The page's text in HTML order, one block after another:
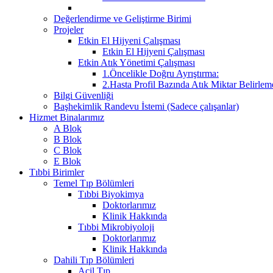
Değerlendirme ve Geliştirme Birimi
Projeler
Etkin El Hijyeni Çalışması
Etkin El Hijyeni Çalışması
Etkin Atık Yönetimi Çalışması
1.Öncelikle Doğru Ayrıştırma:
2.Hasta Profil Bazında Atık Miktar
Bilgi Güvenliği
Başhekimlik Randevu İstemi (Sadece çalışanlar)
Hizmet Binalarımız
A Blok
B Blok
C Blok
E Blok
Tıbbi Birimler
Temel Tıp Bölümleri
Tıbbi Biyokimya
Doktorlarımız
Klinik Hakkında
Tıbbi Mikrobiyoloji
Doktorlarımız
Klinik Hakkında
Dahili Tıp Bölümleri
Acil Tıp